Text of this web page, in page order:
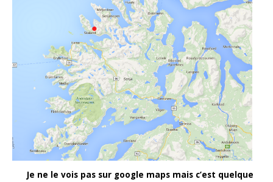
Je ne le vois pas sur google maps mais c’est quelque